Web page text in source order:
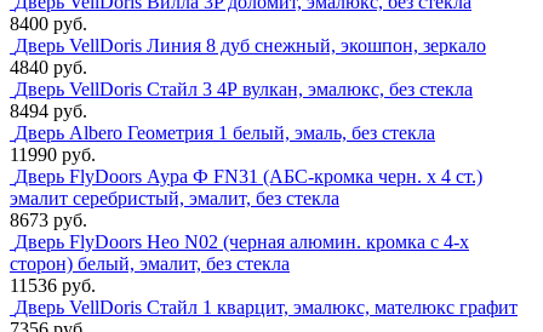
8400 руб.
Дверь VellDoris Линия 8 дуб снежный, экошпон, зеркало
4840 руб.
Дверь VellDoris Стайл 3 4Р вулкан, эмалюкс, без стекла
8494 руб.
Дверь Albero Геометрия 1 белый, эмаль, без стекла
11990 руб.
Дверь FlyDoors Аура Ф FN31 (АБС-кромка черн. х 4 ст.)
эмалит серебристый, эмалит, без стекла
8673 руб.
Дверь FlyDoors Нео N02 (черная алюмин. кромка с 4-х
сторон) белый, эмалит, без стекла
11536 руб.
Дверь VellDoris Стайл 1 кварцит, эмалюкс, мателюкс графит